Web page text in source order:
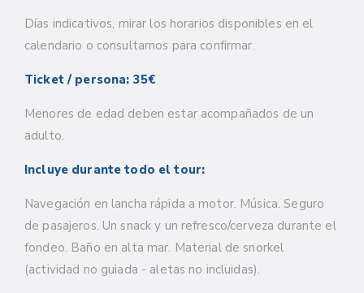
Días indicativos, mirar los horarios disponibles en el
calendario o consultarnos para confirmar.
Ticket / persona: 35€
Menores de edad deben estar acompañados de un
adulto.
Incluye durante todo el tour:
Navegación en lancha rápida a motor. Música. Seguro
de pasajeros. Un snack y un refresco/cerveza durante el
fondeo. Baño en alta mar. Material de snorkel
(actividad no guiada - aletas no incluidas).